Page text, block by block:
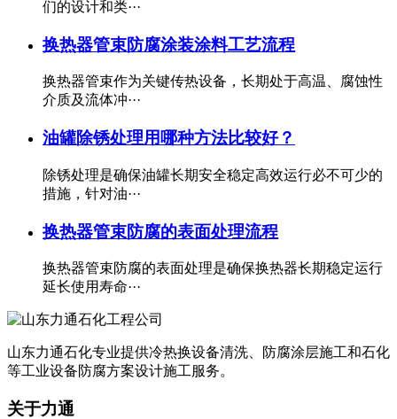
们的设计和类···
换热器管束防腐涂装涂料工艺流程
换热器管束作为关键传热设备，长期处于高温、腐蚀性
介质及流体冲···
油罐除锈处理用哪种方法比较好？
除锈处理是确保油罐长期安全稳定高效运行必不可少的
措施，针对油···
换热器管束防腐的表面处理流程
换热器管束防腐的表面处理是确保换热器长期稳定运行
延长使用寿命···
山东力通石化专业提供冷热换设备清洗、防腐涂层施工和石化
等工业设备防腐方案设计施工服务。
关于力通